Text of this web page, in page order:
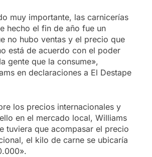
muy importante, las carnicerías
hecho el fin de año fue un
no hubo ventas y el precio que
está de acuerdo con el poder
gente que la consume»,
en declaraciones a El Destape
los precios internacionales y
en el mercado local, Williams
tuviera que acompasar el precio
el kilo de carne se ubicaría